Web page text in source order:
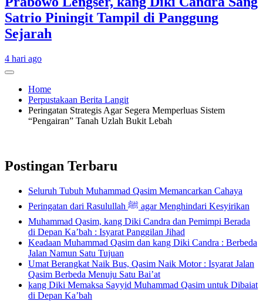
Satrio Piningit Tampil di Panggung
Sejarah
4 hari ago
Home
Perpustakaan Berita Langit
Peringatan Strategis Agar Segera Memperluas Sistem
“Pengairan” Tanah Uzlah Bukit Lebah
Postingan Terbaru
Seluruh Tubuh Muhammad Qasim Memancarkan Cahaya
Peringatan dari Rasulullah ﷺ agar Menghindari Kesyirikan
Muhammad Qasim, kang Diki Candra dan Pemimpi Berada
di Depan Ka’bah : Isyarat Panggilan Jihad
Keadaan Muhammad Qasim dan kang Diki Candra : Berbeda
Jalan Namun Satu Tujuan
Umat Berangkat Naik Bus, Qasim Naik Motor : Isyarat Jalan
Qasim Berbeda Menuju Satu Bai’at
kang Diki Memaksa Sayyid Muhammad Qasim untuk Dibaiat
di Depan Ka’bah